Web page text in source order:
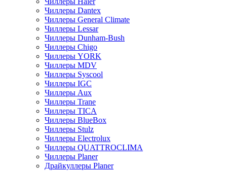
Чиллеры Dantex
Чиллеры General Climate
Чиллеры Lessar
Чиллеры Dunham-Bush
Чиллеры Chigo
Чиллеры YORK
Чиллеры MDV
Чиллеры Syscool
Чиллеры IGC
Чиллеры Aux
Чиллеры Trane
Чиллеры TICA
Чиллеры BlueBox
Чиллеры Stulz
Чиллеры Electrolux
Чиллеры QUATTROCLIMA
Чиллеры Planer
Драйкуллеры Planer